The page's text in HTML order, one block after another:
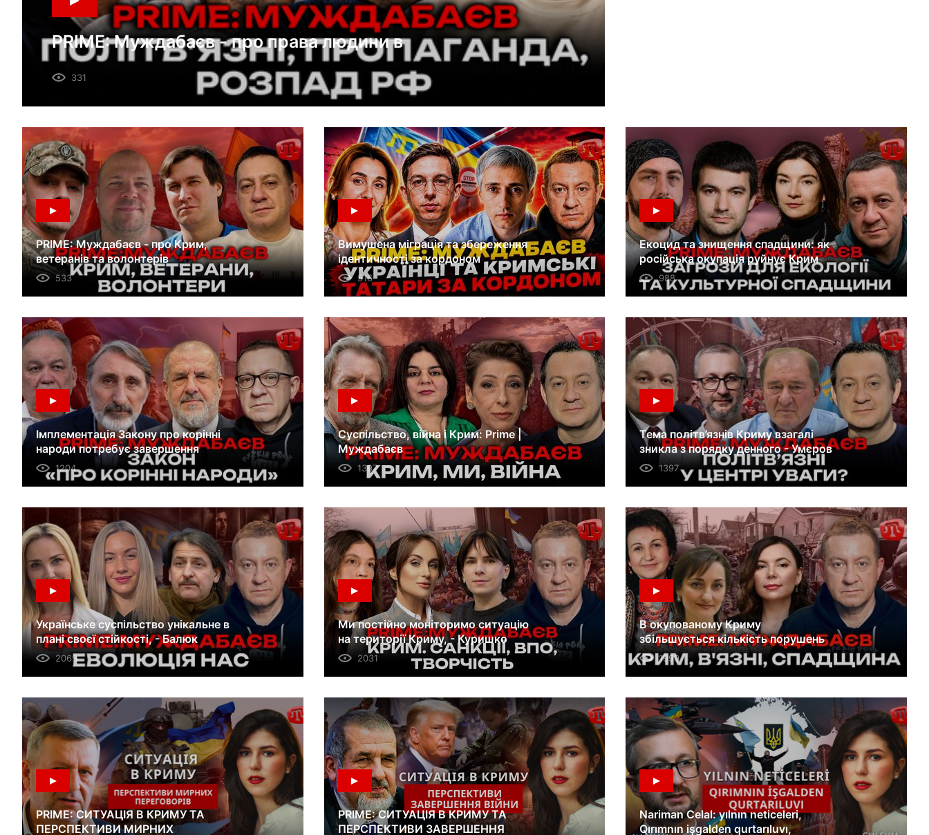
PRIME: Муждабаєв - про права людини в
окупованому Криму і розпад РФ
331
PRIME: Муждабаєв - про Крим,
ветеранів та волонтерів
533
Вимушена міграція та збереження
ідентичності за кордоном
516
Екоцид та знищення спадщини: як
російська окупація руйнує Крим
988
Імплементація Закону про корінні
народи потребує завершення
1204
Суспільство, війна і Крим: Prime |
Муждабаєв
1397
Тема політв’язнів Криму взагалі
зникла з порядку денного - Умєров
1397
Українське суспільство унікальне в
плані своєї стійкості, - Балюк
2069
Ми постійно моніторимо ситуацію
на території Криму, - Куришко
2031
В окупованому Криму
збільшується кількість порушень
прав людини
1999
PRIME: СИТУАЦІЯ В КРИМУ ТА
ПЕРСПЕКТИВИ МИРНИХ
PRIME: СИТУАЦІЯ В КРИМУ ТА
ПЕРСПЕКТИВИ ЗАВЕРШЕННЯ
Nariman Celal: yılnın neticeleri,
Qırımnın işgalden qurtarıluvı,